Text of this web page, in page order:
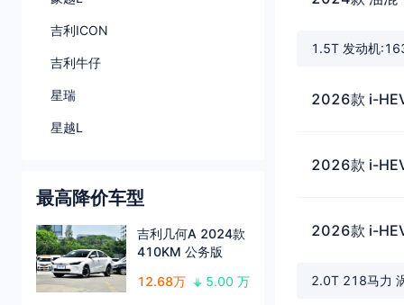
吉利ICON
吉利牛仔
星瑞
星越L
最高降价车型
吉利几何A 2024款
410KM 公务版
12.68万
5.00 万
1.5T 发动机
2026款 i-
2026款 i-
2026款 i-
2.0T 218马力